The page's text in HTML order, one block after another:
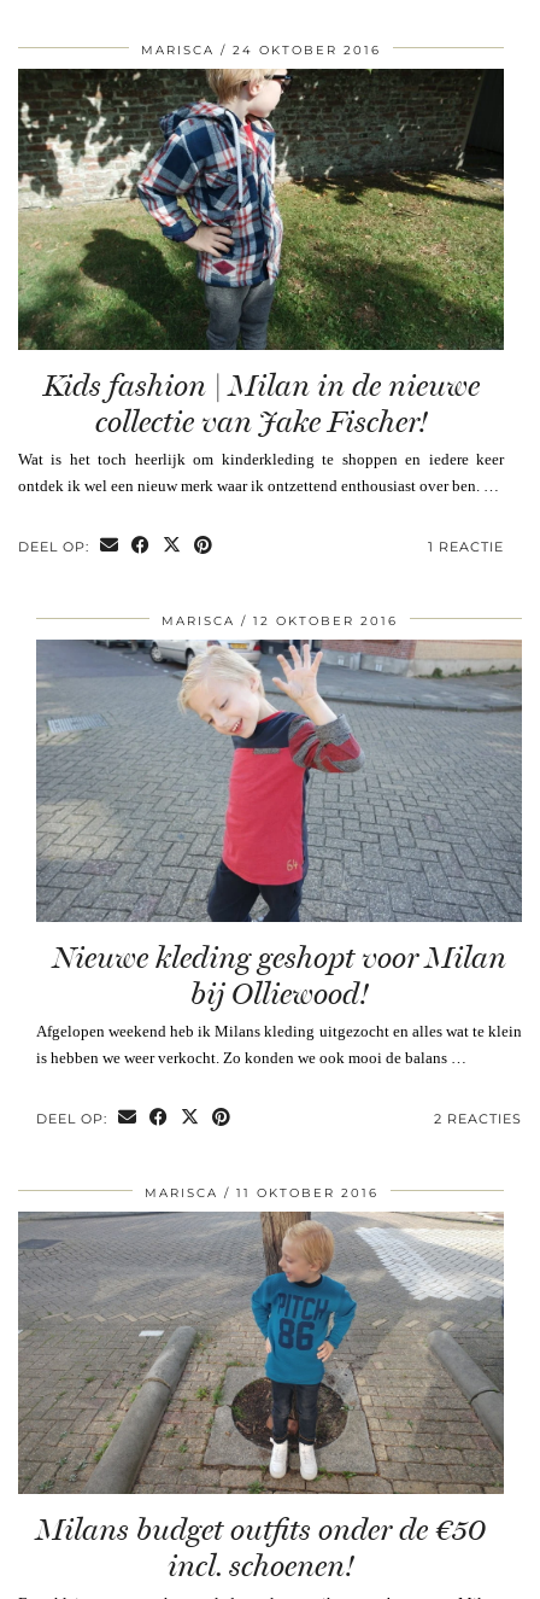
MARISCA 24 OKTOBER 2016
Kids fashion | Milan in de nieuwe
collectie van Jake Fischer!
Wat is het toch heerlijk om kinderkleding te shoppen en iedere keer
ontdek ik wel een nieuw merk waar ik ontzettend enthousiast over ben. …
DEEL OP: 1 REACTIE
MARISCA 12 OKTOBER 2016
Nieuwe kleding geshopt voor Milan
bij Olliewood!
Afgelopen weekend heb ik Milans kleding uitgezocht en alles wat te klein
is hebben we weer verkocht. Zo konden we ook mooi de balans …
DEEL OP: 2 REACTIES
MARISCA 11 OKTOBER 2016
Milans budget outfits onder de €50
incl. schoenen!